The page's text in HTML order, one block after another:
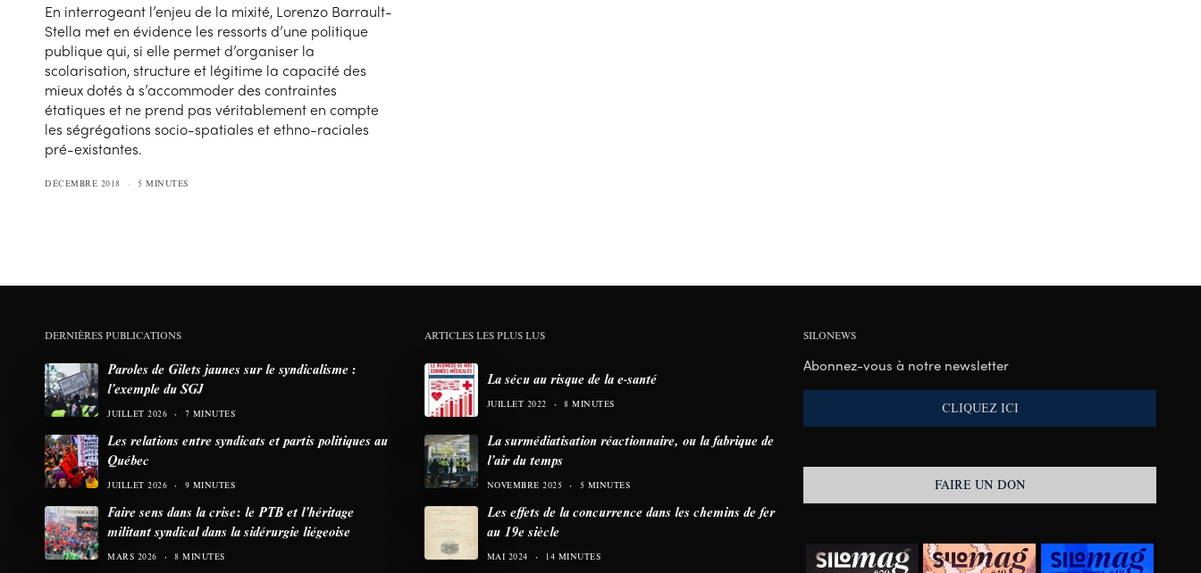
En interrogeant l’enjeu de la mixité, Lorenzo Barrault-
Stella met en évidence les ressorts d’une politique
publique qui, si elle permet d’organiser la
scolarisation, structure et légitime la capacité des
mieux dotés à s’accommoder des contraintes
étatiques et ne prend pas véritablement en compte
les ségrégations socio-spatiales et ethno-raciales
pré-existantes.
DÉCEMBRE 2018 5 MINUTES
DERNIÈRES PUBLICATIONS
Paroles de Gilets jaunes sur le syndicalisme :
l’exemple du SGJ
JUILLET 2026 7 MINUTES
Les relations entre syndicats et partis politiques au
Québec
JUILLET 2026 9 MINUTES
Faire sens dans la crise: le PTB et l’héritage
militant syndical dans la sidérurgie liégeoise
MARS 2026 8 MINUTES
ARTICLES LES PLUS LUS
La sécu au risque de la e-santé
JUILLET 2022 8 MINUTES
La surmédiatisation réactionnaire, ou la fabrique de
l’air du temps
NOVEMBRE 2025 5 MINUTES
Les effets de la concurrence dans les chemins de fer
au 19e siècle
MAI 2024 14 MINUTES
SILONEWS
Abonnez-vous à notre newsletter
CLIQUEZ ICI
FAIRE UN DON